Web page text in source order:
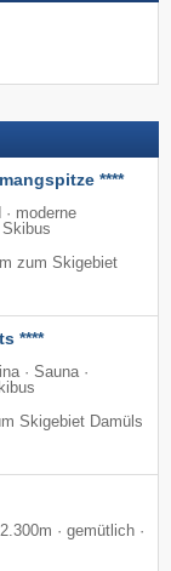
****
moderne
Skibus
zum Skigebiet
****
· Sauna ·
Skigebiet Damüls
· gemütlich ·